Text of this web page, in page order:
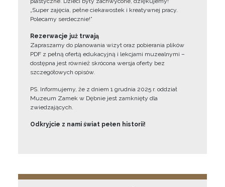
„Super zajęcia, pełne ciekawostek i kreatywnej pracy.
Polecamy serdecznie!”
Rezerwacje już trwają
Zapraszamy do planowania wizyt oraz pobierania plików
PDF z pełną ofertą edukacyjną i lekcjami muzealnymi –
dostępna jest również skrócona wersja oferty bez
szczegółowych opisów.
PS. Informujemy, że z dniem 1 grudnia 2025 r. oddział
Muzeum Zamek w Dębnie jest zamknięty dla
zwiedzających.
Odkryjcie z nami świat pełen historii!